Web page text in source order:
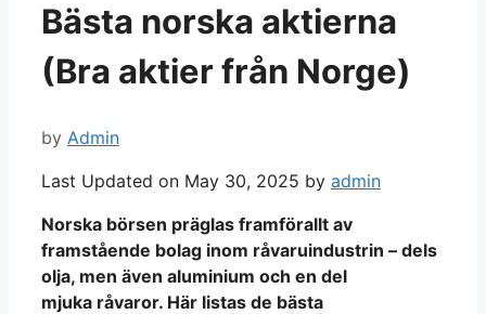
Bästa norska aktierna
(Bra aktier från Norge)
by Admin
Last Updated on May 30, 2025 by admin
Norska börsen präglas framförallt av
framstående bolag inom råvaruindustrin – dels
olja, men även aluminium och en del
mjuka råvaror. Här listas de bästa